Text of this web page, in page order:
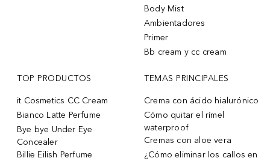
Body Mist
Ambientadores
Primer
Bb cream y cc cream
TOP PRODUCTOS
it Cosmetics CC Cream
Bianco Latte Perfume
Bye bye Under Eye
Concealer
Billie Eilish Perfume
TEMAS PRINCIPALES
Crema con ácido hialurónico
Cómo quitar el rímel
waterproof
Cremas con aloe vera
¿Cómo eliminar los callos en